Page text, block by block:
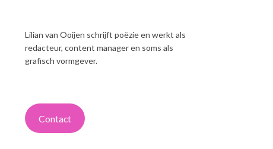
Lilian van Ooijen schrijft poëzie en werkt als
redacteur, content manager en soms als
grafisch vormgever.
Contact